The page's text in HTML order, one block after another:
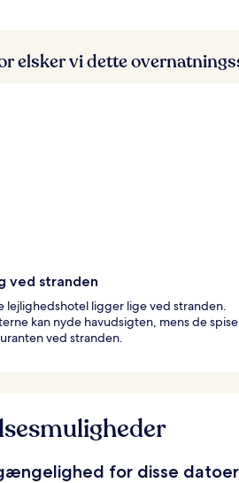
elsker vi dette
ved stranden
lejlighedshotel ligger lige ved stranden.
kan nyde havudsigten, mens de
ved stranden.
for disse datoer